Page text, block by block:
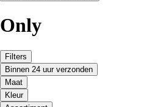
Only
Filters
Binnen 24 uur verzonden
Maat
Kleur